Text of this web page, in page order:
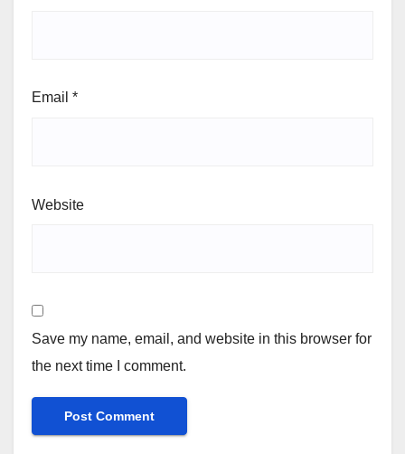
Email *
Website
Save my name, email, and website in this browser for
the next time I comment.